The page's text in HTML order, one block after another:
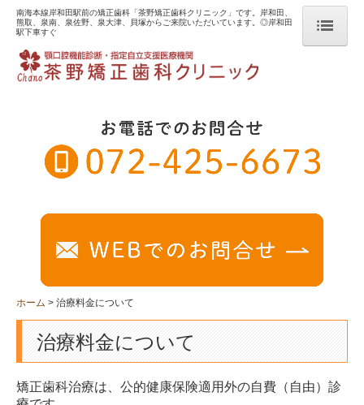
ホーム
中・高生~成人の矯正
不正咬合の種類
治療の流れ
治療料金について
医院のご案内
南海本線岸和田駅前の矯正歯科「茶野矯正歯科クリニック」です。岸和田、
熊取、泉南、泉佐野、泉大津、貝塚からご来院いただいています。◎岸和田
駅下車すぐ
ホーム 治療料金について
治療料金について
矯正歯科治療は、公的健康保険適用外の自費（自由）診